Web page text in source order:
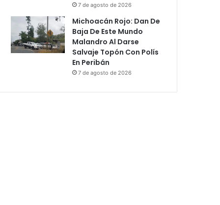
7 de agosto de 2026
Michoacán Rojo: Dan De
Baja De Este Mundo
Malandro Al Darse
Salvaje Topón Con Polís
En Peribán
7 de agosto de 2026